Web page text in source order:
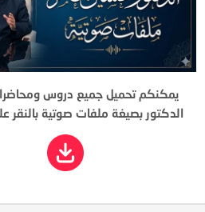
يمكنكم تحميل جميع دروس
الدكتور بصيغة ملفات صوتية بالنقر